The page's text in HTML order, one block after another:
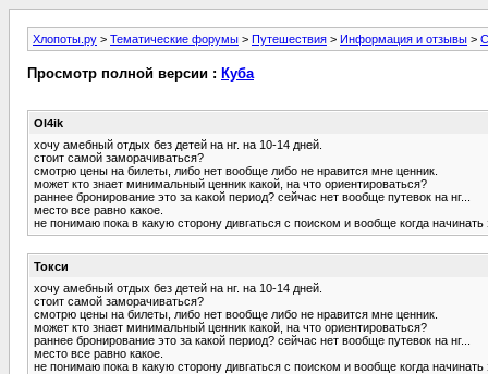
Хлопоты.ру > Тематические форумы > Путешествия > Информация и отзывы >
Просмотр полной версии : Куба
Ol4ik
хочу амебный отдых без детей на нг. на 10-14 дней.
стоит самой заморачиваться?
смотрю цены на билеты, либо нет вообще либо не нравится мне ценник.
может кто знает минимальный ценник какой, на что ориентироваться?
раннее бронирование это за какой период? сейчас нет вообще путевок на нг...
место все равно какое.
не понимаю пока в какую сторону дивгаться с поиском и вообще когда начинать
Токси
хочу амебный отдых без детей на нг. на 10-14 дней.
стоит самой заморачиваться?
смотрю цены на билеты, либо нет вообще либо не нравится мне ценник.
может кто знает минимальный ценник какой, на что ориентироваться?
раннее бронирование это за какой период? сейчас нет вообще путевок на нг...
место все равно какое.
не понимаю пока в какую сторону дивгаться с поиском и вообще когда начинать